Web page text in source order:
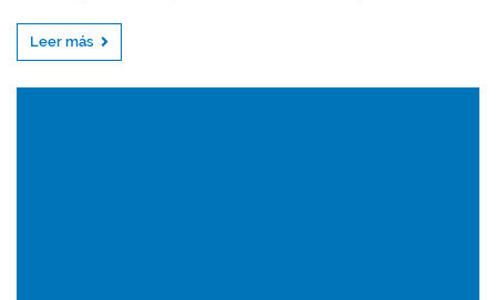
Leer más